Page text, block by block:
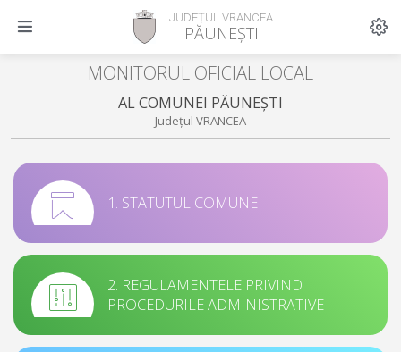
JUDEȚUL VRANCEA
PĂUNEȘTI
MONITORUL OFICIAL LOCAL
AL COMUNEI PĂUNEȘTI
Județul VRANCEA
1. STATUTUL COMUNEI
2. REGULAMENTELE PRIVIND
PROCEDURILE ADMINISTRATIVE